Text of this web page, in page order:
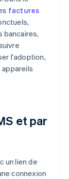
factures
bancaires,
l'adoption,
et par
un lien de
connexion